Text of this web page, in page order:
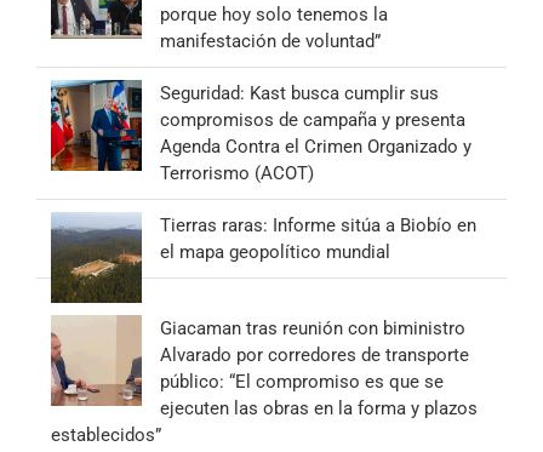
porque hoy solo tenemos la
manifestación de voluntad”
Seguridad: Kast busca cumplir sus
compromisos de campaña y presenta
Agenda Contra el Crimen Organizado y
Terrorismo (ACOT)
Tierras raras: Informe sitúa a Biobío en
el mapa geopolítico mundial
Giacaman tras reunión con biministro
Alvarado por corredores de transporte
público: “El compromiso es que se
ejecuten las obras en la forma y plazos
establecidos”